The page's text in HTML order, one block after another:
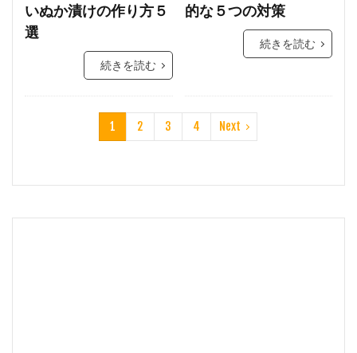
いぬか漬けの作り方５
選
続きを読む
的な５つの対策
続きを読む
1 2 3 4 Next